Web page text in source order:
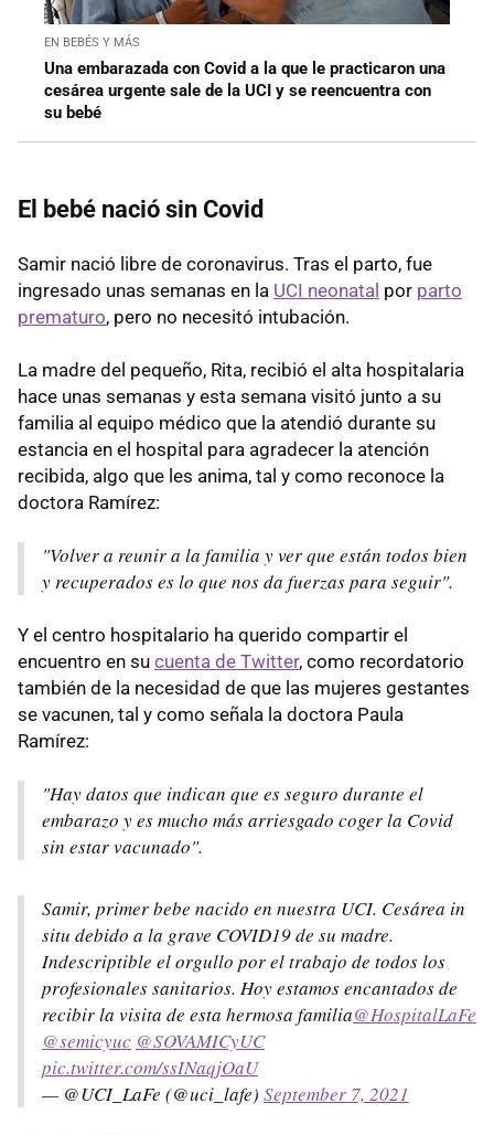
EN BEBÉS Y MÁS
Una embarazada con Covid a la que le practicaron una
cesárea urgente sale de la UCI y se reencuentra con
su bebé
El bebé nació sin Covid
Samir nació libre de coronavirus. Tras el parto, fue
ingresado unas semanas en la UCI neonatal por parto
prematuro, pero no necesitó intubación.
La madre del pequeño, Rita, recibió el alta hospitalaria
hace unas semanas y esta semana visitó junto a su
familia al equipo médico que la atendió durante su
estancia en el hospital para agradecer la atención
recibida, algo que les anima, tal y como reconoce la
doctora Ramírez:
"Volver a reunir a la familia y ver que están todos bien
y recuperados es lo que nos da fuerzas para seguir".
Y el centro hospitalario ha querido compartir el
encuentro en su cuenta de Twitter, como recordatorio
también de la necesidad de que las mujeres gestantes
se vacunen, tal y como señala la doctora Paula
Ramírez:
"Hay datos que indican que es seguro durante el
embarazo y es mucho más arriesgado coger la Covid
sin estar vacunado".
Samir, primer bebe nacido en nuestra UCI. Cesárea in
situ debido a la grave COVID19 de su madre.
Indescriptible el orgullo por el trabajo de todos los
profesionales sanitarios. Hoy estamos encantados de
recibir la visita de esta hermosa familia@HospitalLaFe
@semicyuc @SOVAMICyUC
pic.twitter.com/ssINaqjOaU
— @UCI_LaFe (@uci_lafe) September 7, 2021